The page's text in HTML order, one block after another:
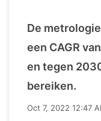
De
een CAGR
en tegen
bereiken.
Oct 7, 2022 12:47